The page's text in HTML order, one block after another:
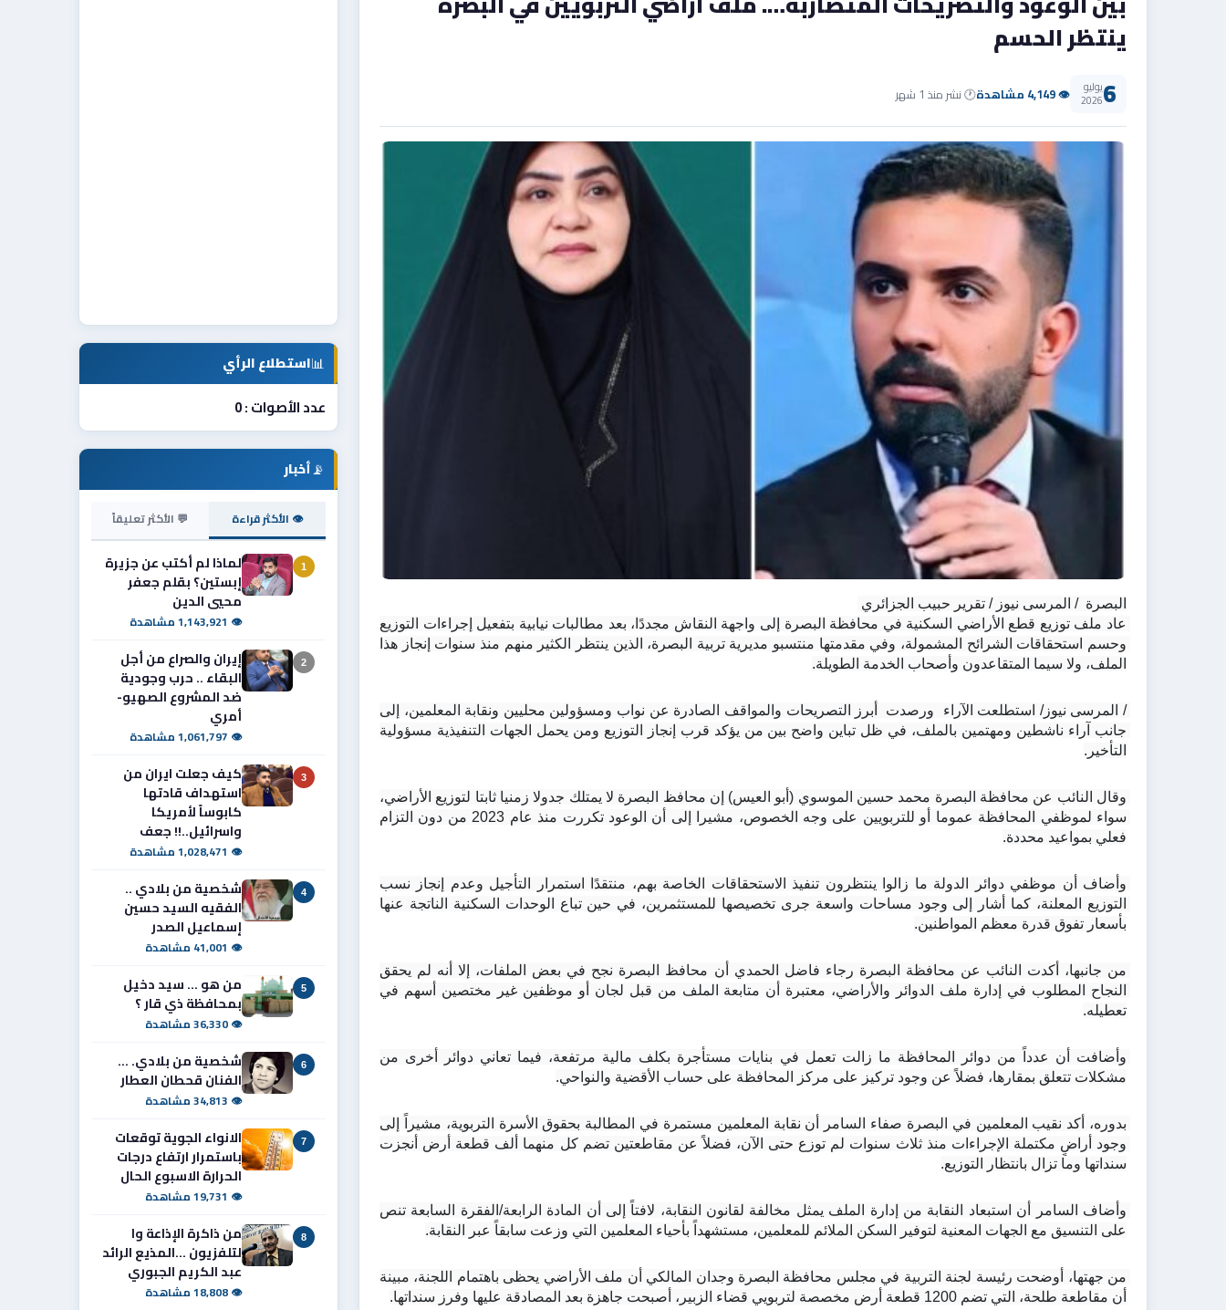
ينتظر الحسم
6يوليو
2026 👁 4,149 مشاهدة 🕐 نشر منذ 1 شهر
البصرة  / المرسى نيوز / تقرير حبيب الجزائري
الملف، ولا سيما المتقاعدون وأصحاب الخدمة الطويلة.
التأخير.
فعلي بمواعيد محددة.
بأسعار تفوق قدرة معظم المواطنين.
تعطيله.
مشكلات تتعلق بمقارها، فضلاً عن وجود تركيز على مركز المحافظة على حساب الأقضية والنواحي.
سنداتها وما تزال بانتظار التوزيع.
على التنسيق مع الجهات المعنية لتوفير السكن الملائم للمعلمين، مستشهداً بأحياء المعلمين التي وزعت سابقاً عبر النقابة.
أن مقاطعة طلحة، التي تضم 1200 قطعة أرض مخصصة لتربويي قضاء الزبير، أصبحت جاهزة بعد المصادقة عليها وفرز سنداتها.
📊استطلاع الرأي
عدد الأصوات : 0
📡أخبار
👁 الأكثر قراءة 💬 الأكثر تعليقاً
1
لماذا لم أكتب عن جزيرة
إبستين؟ بقلم جعفر
محيي الدين
👁 1,143,921 مشاهدة
2
إيران والصراع من أجل
البقاء .. حرب وجودية
ضد المشروع الصهيو-
أمري
👁 1,061,797 مشاهدة
3
كيف جعلت ايران من
استهداف قادتها
كابوساً لأمريكا
واسرائيل..!! جعف
👁 1,028,471 مشاهدة
4
شخصية من بلادي ..
الفقيه السيد حسين
إسماعيل الصدر
👁 41,001 مشاهدة
5
من هو ... سيد دخيل
بمحافظة ذي قار ؟
👁 36,330 مشاهدة
6
شخصية من بلادي. ...
الفنان قحطان العطار
👁 34,813 مشاهدة
7
الانواء الجوية توقعات
باستمرار ارتفاع درجات
الحرارة الاسبوع الحال
👁 19,731 مشاهدة
8
من ذاكرة الإذاعة وا
لتلفزيون ...المذيع الرائد
عبد الكريم الجبوري
👁 18,808 مشاهدة